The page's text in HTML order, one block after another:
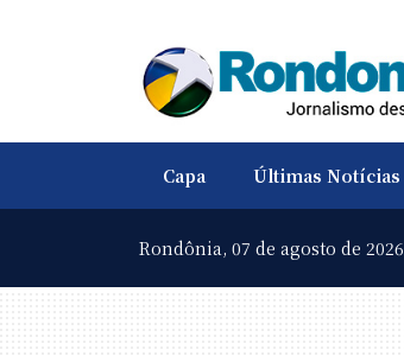
Capa Últimas Notícias
Rondônia, 07 de agosto de 2026